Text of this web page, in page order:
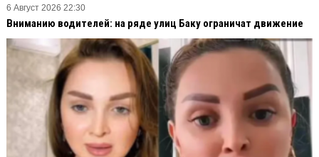
6 Август 2026 22:30
Вниманию водителей: на ряде улиц Баку ограничат движение